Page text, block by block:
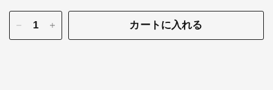
カートに入れる